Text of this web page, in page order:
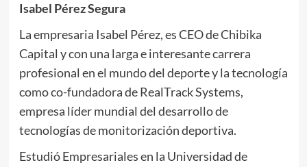
Isabel Pérez Segura
La empresaria Isabel Pérez, es CEO de Chibika
Capital y con una larga e interesante carrera
profesional en el mundo del deporte y la tecnología
como co-fundadora de RealTrack Systems,
empresa líder mundial del desarrollo de
tecnologías de monitorización deportiva.
Estudió Empresariales en la Universidad de